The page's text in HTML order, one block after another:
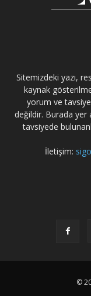
Sitemizdeki yazı,
kaynak
yorum ve
değildir. Burada
tavsiyede
İletişim:
©